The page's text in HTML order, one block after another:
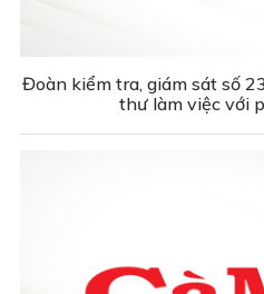
Đoàn kiểm tra, giám sát số
thư làm việc với